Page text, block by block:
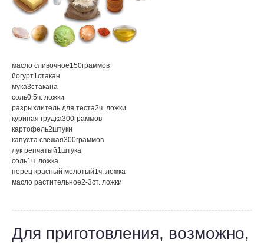
масло сливочное150граммов
йогурт1стакан
мука3стакана
соль0.5ч. ложки
разрыхлитель для теста2ч. ложки
куриная грудка300граммов
картофель2штуки
капуста свежая300граммов
лук репчатый1штука
соль1ч. ложка
перец красный молотый1ч. ложка
масло растительное2-3ст. ложки
Для приготовления, возможно,